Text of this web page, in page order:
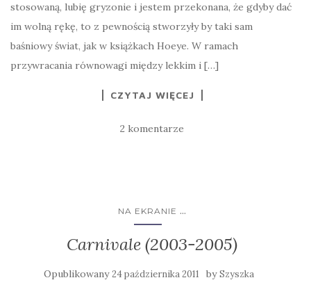
stosowaną, lubię gryzonie i jestem przekonana, że gdyby dać
im wolną rękę, to z pewnością stworzyły by taki sam
baśniowy świat, jak w książkach Hoeye. W ramach
przywracania równowagi między lekkim i […]
CZYTAJ WIĘCEJ
2 komentarze
NA EKRANIE ...
Carnivale (2003-2005)
Opublikowany24 października 2011 bySzyszka